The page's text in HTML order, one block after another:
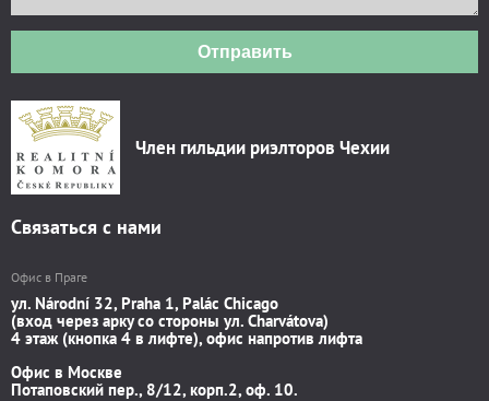
Отправить
Член гильдии риэлторов Чехии
Связаться с нами
Офис в Праге
ул. Národní 32, Praha 1, Palác Chicago
(вход через арку со стороны ул. Charvátova)
4 этаж (кнопка 4 в лифте), офис напротив лифта
Офис в Москве
Потаповский пер., 8/12, корп.2, оф. 10.